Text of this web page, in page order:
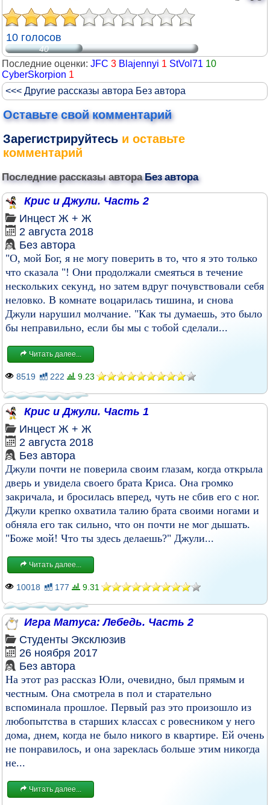
10 голосов
40
Последние оценки: JFC 3 Blajennyi 1 StVol71 10
CyberSkorpion 1
<<< Другие рассказы автора Без автора
Оставьте свой комментарий
Зарегистрируйтесь и оставьте
комментарий
Последние рассказы автораБез автора
Крис и Джули. Часть 2
Инцест Ж + Ж
2 августа 2018
Без автора
"О, мой Бог, я не могу поверить в то, что я это только
что сказала "! Они продолжали смеяться в течение
нескольких секунд, но затем вдруг почувствовали себя
неловко. В комнате воцарилась тишина, и снова
Джули нарушил молчание. "Как ты думаешь, это было
бы неправильно, если бы мы с тобой сделали...
Читать далее...
8519 222 9.23
Крис и Джули. Часть 1
Инцест Ж + Ж
2 августа 2018
Без автора
Джули почти не поверила своим глазам, когда открыла
дверь и увидела своего брата Криса. Она громко
закричала, и бросилась вперед, чуть не сбив его с ног.
Джули крепко охватила талию брата своими ногами и
обняла его так сильно, что он почти не мог дышать.
"Боже мой! Что ты здесь делаешь?" Джули...
Читать далее...
10018 177 9.31
Игра Матуса: Лебедь. Часть 2
Студенты Эксклюзив
26 ноября 2017
Без автора
На этот раз рассказ Юли, очевидно, был прямым и
честным. Она смотрела в пол и старательно
вспоминала прошлое. Первый раз это произошло из
любопытства в старших классах с ровесником у него
дома, днем, когда не было никого в квартире. Ей очень
не понравилось, и она зареклась больше этим никогда
не...
Читать далее...